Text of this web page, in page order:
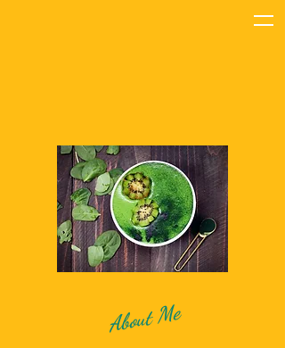
About Me